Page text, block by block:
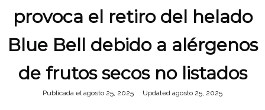
provoca el retiro del helado
Blue Bell debido a alérgenos
de frutos secos no listados
Publicada el agosto 25, 2025 agosto 25, 2025